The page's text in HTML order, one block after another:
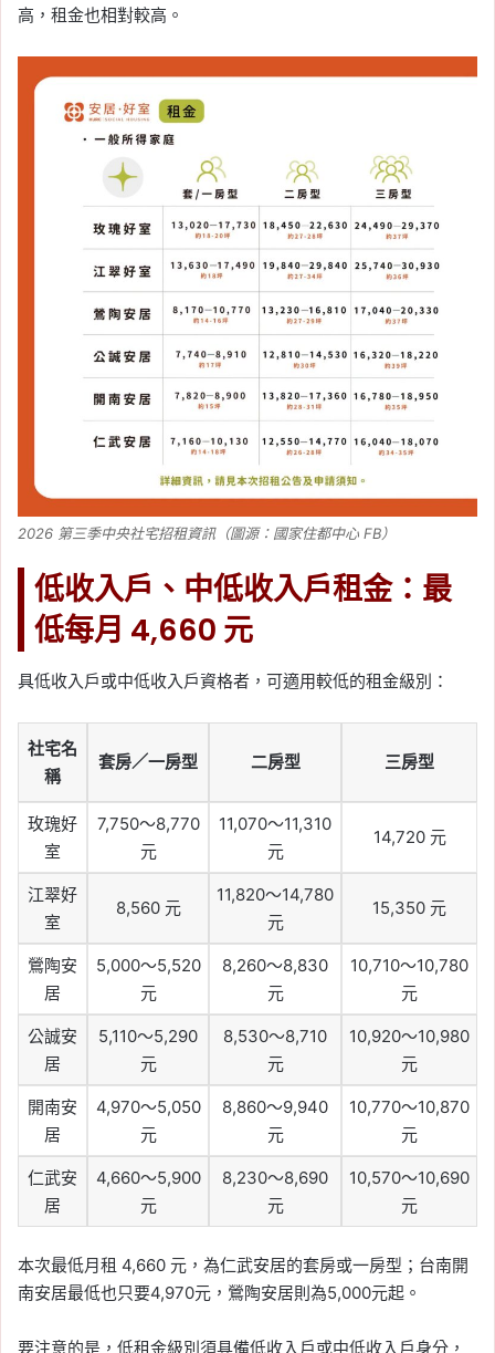
高，租金也相對較高。
2026 第三季中央社宅招租資訊（圖源：國家住都中心 FB）
低收入戶、中低收入戶租金：最
低每月 4,660 元
具低收入戶或中低收入戶資格者，可適用較低的租金級別：
社宅名
稱
套房／一房型 二房型 三房型
玫瑰好
室
7,750～8,770
元
11,070～11,310
元
14,720 元
江翠好
室
8,560 元
11,820～14,780
元
15,350 元
鶯陶安
居
5,000～5,520
元
8,260～8,830
元
10,710～10,780
元
公誠安
居
5,110～5,290
元
8,530～8,710
元
10,920～10,980
元
開南安
居
4,970～5,050
元
8,860～9,940
元
10,770～10,870
元
仁武安
居
4,660～5,900
元
8,230～8,690
元
10,570～10,690
元
本次最低月租 4,660 元，為仁武安居的套房或一房型；台南開
南安居最低也只要4,970元，鶯陶安居則為5,000元起。
要注意的是，低租金級別須具備低收入戶或中低收入戶身分，